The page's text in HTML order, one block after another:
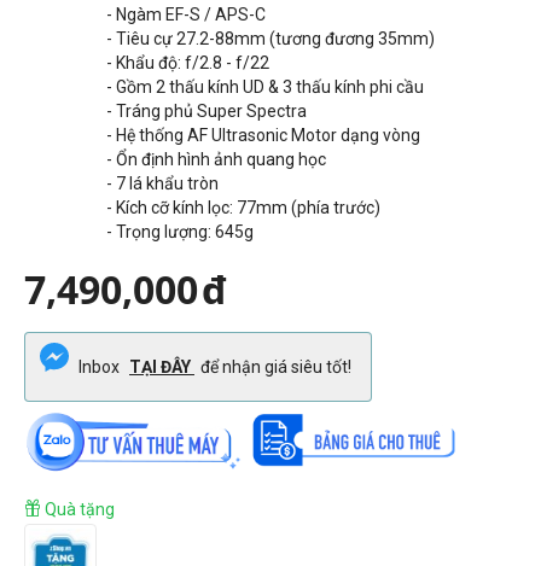
- Ngàm EF-S / APS-C
- Tiêu cự 27.2-88mm (tương đương 35mm)
- Khẩu độ: f/2.8 - f/22
- Gồm 2 thấu kính UD & 3 thấu kính phi cầu
- Tráng phủ Super Spectra
- Hệ thống AF Ultrasonic Motor dạng vòng
- Ổn định hình ảnh quang học
- 7 lá khẩu tròn
- Kích cỡ kính lọc: 77mm (phía trước)
- Trọng lượng: 645g
7,490,000đ
Inbox TẠI ĐÂY để nhận giá siêu tốt!
Quà tặng